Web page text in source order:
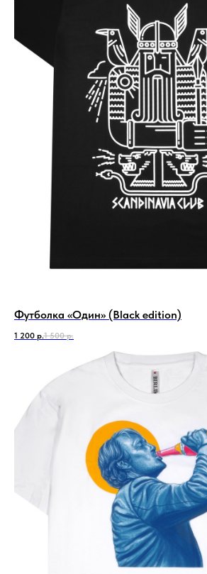
Футболка «Один» (Black edition)
1 200 р.1 500 р.